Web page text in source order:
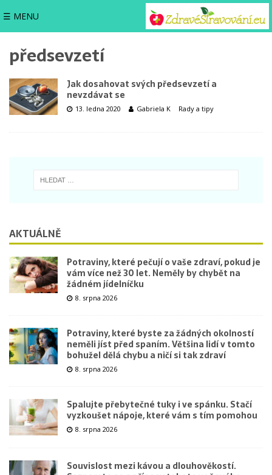
☰ MENU
předsevzetí
Jak dosahovat svých předsevzetí a
nevzdávat se
13. ledna 2020 Gabriela K Rady a tipy
AKTUÁLNĚ
Potraviny, které pečují o vaše zdraví, pokud je
vám více než 30 let. Neměly by chybět na
žádném jídelníčku
8. srpna 2026
Potraviny, které byste za žádných okolností
neměli jíst před spaním. Většina lidí v tomto
bohužel dělá chybu a ničí si tak zdraví
8. srpna 2026
Spalujte přebytečné tuky i ve spánku. Stačí
vyzkoušet nápoje, které vám s tím pomohou
8. srpna 2026
Souvislost mezi kávou a dlouhověkostí.